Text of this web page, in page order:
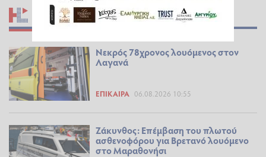
ΣΧΕΤΙΚΆ ΆΡΘΡΑ
Νεκρός 78χρονος λουόμενος στον
Λαγανά
ΕΠΊΚΑΙΡΑ 06.08.2026 10:55
Ζάκυνθος: Επέμβαση του πλωτού
ασθενοφόρου για Βρετανό λουόμενο
στο Μαραθονήσι